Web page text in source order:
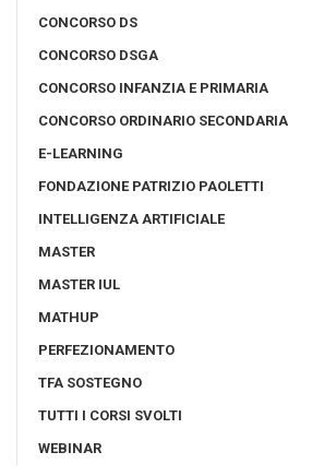
CONCORSO DS
CONCORSO DSGA
CONCORSO INFANZIA E PRIMARIA
CONCORSO ORDINARIO SECONDARIA
E-LEARNING
FONDAZIONE PATRIZIO PAOLETTI
INTELLIGENZA ARTIFICIALE
MASTER
MASTER IUL
MATHUP
PERFEZIONAMENTO
TFA SOSTEGNO
TUTTI I CORSI SVOLTI
WEBINAR